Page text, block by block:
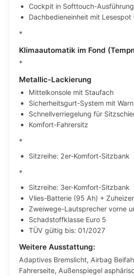
Cockpit in Softtouch-Ausführung
Dachbedieneinheit mit Lesespot
*
Klimaautomatik im Fond
*
Metallic-Lackierung
Mittelkonsole mit Staufach
Sicherheitsgurt-System mit
Schnellverriegelung für
Komfort-Fahrersitz
*
Sitzreihe: 2er-Komfort-Sitzbank
*
Sitzreihe: 3er-Komfort-Sitzbank
Vlies-Batterie (95 Ah) + Zuheizer
Zweiwege-Lautsprecher vorne
Schadstoffklasse Euro 5
TÜV gültig bis: 01/2027
Weitere Ausstattung:
Adaptives Bremslicht, Airbag
Fahrerseite, Außenspiegel